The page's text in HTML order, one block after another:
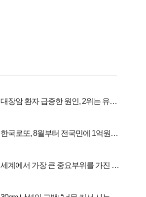
대장암 환자 급증한 원인, 2위는 유산
한국로또, 8월부터 전국민에 1억원씩
세계에서 가장 큰 중요부위를 가진 남